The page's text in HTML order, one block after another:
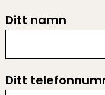
Ditt namn
Ditt